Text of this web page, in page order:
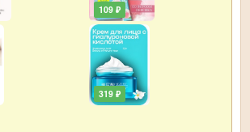
109 ₽
319 ₽